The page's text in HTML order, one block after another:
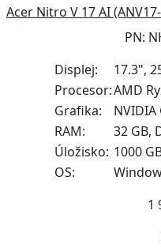
Acer Nitro V 17 AI
PN:
Displej:
17.3",
Procesor:AMD
Grafika:
NVIDIA
RAM:
32 GB,
Úložisko: 1000
OS:
1